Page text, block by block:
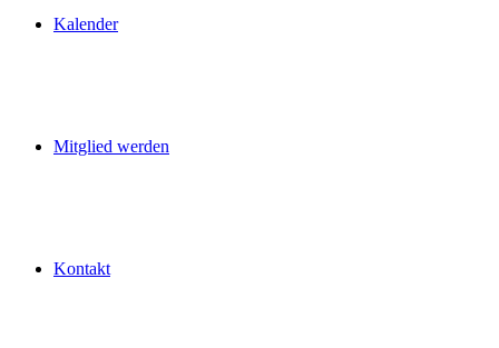
Kalender
Mitglied werden
Kontakt